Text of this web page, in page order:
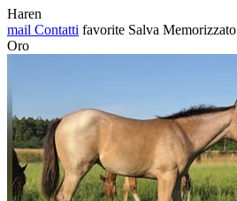
Haren
mail Contatti favorite Salva Memorizzato
Oro